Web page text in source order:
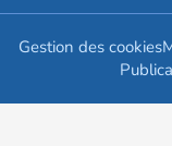
Gestion des cookies